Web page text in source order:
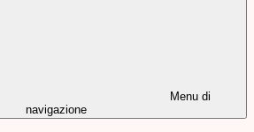
Menu di
navigazione